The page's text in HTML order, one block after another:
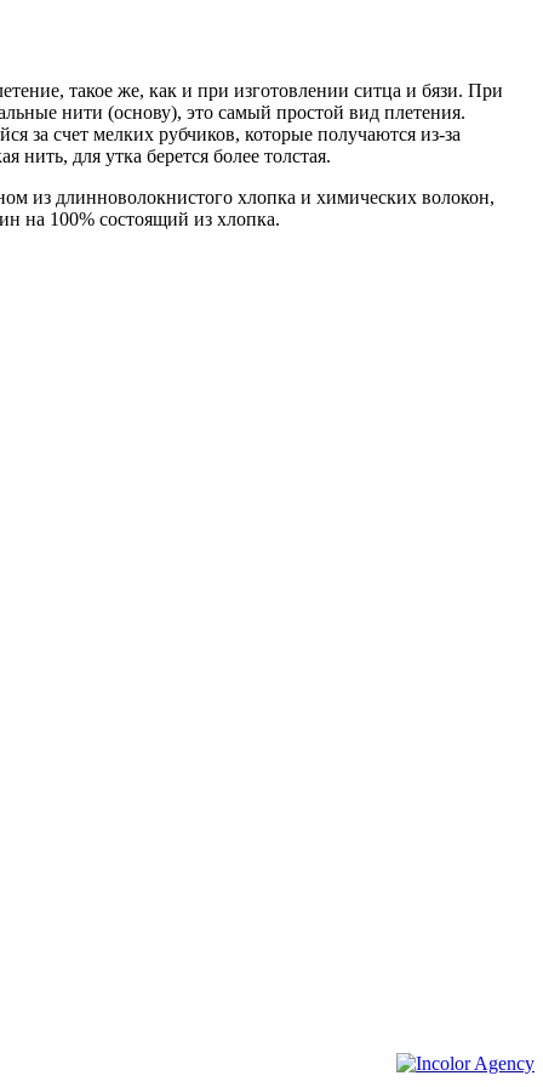
такое же, как и при изготовлении ситца и бязи. При
нити (основу), это самый простой вид плетения.
за счет мелких рубчиков, которые получаются из-за
нить, для утка берется более толстая.
из длинноволокнистого хлопка и химических волокон,
на 100% состоящий из хлопка.